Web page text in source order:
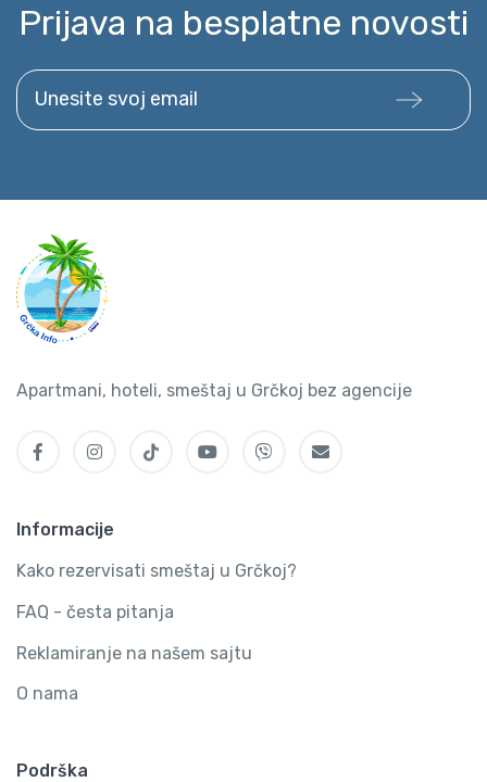
Prijava na besplatne novosti
Unesite svoj email
Apartmani, hoteli, smeštaj u Grčkoj bez agencije
Informacije
Kako rezervisati smeštaj u Grčkoj?
FAQ - česta pitanja
Reklamiranje na našem sajtu
O nama
Podrška